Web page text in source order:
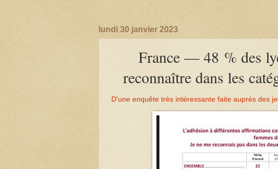
lundi 30 janvier 2023
France — 48 % des
reconnaître dans les
D'une enquête très intéressante faite auprès des